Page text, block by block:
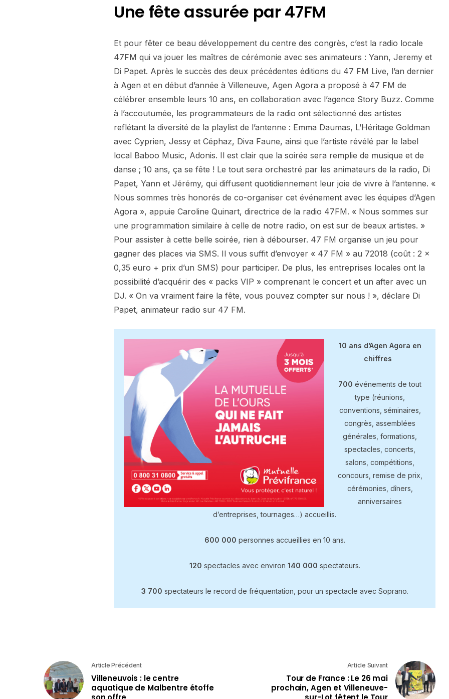
Une fête assurée par 47FM
Et pour fêter ce beau développement du centre des congrès, c’est la radio locale
47FM qui va jouer les maîtres de cérémonie avec ses animateurs : Yann, Jeremy et
Di Papet. Après le succès des deux précédentes éditions du 47 FM Live, l’an dernier
à Agen et en début d’année à Villeneuve, Agen Agora a proposé à 47 FM de
célébrer ensemble leurs 10 ans, en collaboration avec l’agence Story Buzz. Comme
à l’accoutumée, les programmateurs de la radio ont sélectionné des artistes
reflétant la diversité de la playlist de l’antenne : Emma Daumas, L’Héritage Goldman
avec Cyprien, Jessy et Céphaz, Diva Faune, ainsi que l’artiste révélé par le label
local Baboo Music, Adonis. Il est clair que la soirée sera remplie de musique et de
danse ; 10 ans, ça se fête ! Le tout sera orchestré par les animateurs de la radio, Di
Papet, Yann et Jérémy, qui diffusent quotidiennement leur joie de vivre à l’antenne. «
Nous sommes très honorés de co-organiser cet événement avec les équipes d’Agen
Agora », appuie Caroline Quinart, directrice de la radio 47FM. « Nous sommes sur
une programmation similaire à celle de notre radio, on est sur de beaux artistes. »
Pour assister à cette belle soirée, rien à débourser. 47 FM organise un jeu pour
gagner des places via SMS. Il vous suffit d’envoyer « 47 FM » au 72018 (coût : 2 x
0,35 euro + prix d’un SMS) pour participer. De plus, les entreprises locales ont la
possibilité d’acquérir des « packs VIP » comprenant le concert et un after avec un
DJ. « On va vraiment faire la fête, vous pouvez compter sur nous ! », déclare Di
Papet, animateur radio sur 47 FM.
10 ans d’Agen Agora en
chiffres
700 événements de tout
type (réunions,
conventions, séminaires,
congrès, assemblées
générales, formations,
spectacles, concerts,
salons, compétitions,
concours, remise de prix,
cérémonies, dîners,
anniversaires
d’entreprises, tournages…) accueillis.
600 000 personnes accueillies en 10 ans.
120 spectacles avec environ 140 000 spectateurs.
3 700 spectateurs le record de fréquentation, pour un spectacle avec Soprano.
Article Précédent
Villeneuvois : le centre
aquatique de Malbentre étoffe
Article Suivant
Tour de France : Le 26 mai
prochain, Agen et Villeneuve-